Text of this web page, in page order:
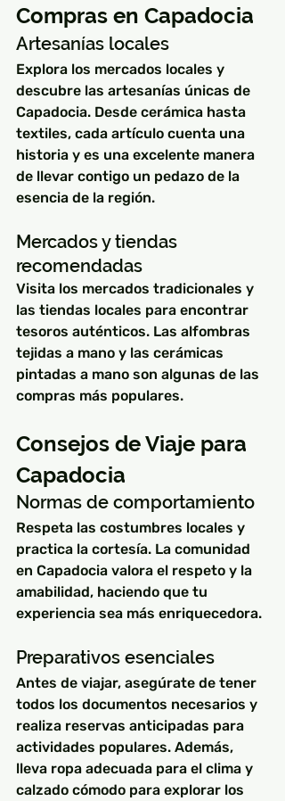
Compras en Capadocia
Artesanías locales
Explora los mercados locales y
descubre las artesanías únicas de
Capadocia. Desde cerámica hasta
textiles, cada artículo cuenta una
historia y es una excelente manera
de llevar contigo un pedazo de la
esencia de la región.
Mercados y tiendas
recomendadas
Visita los mercados tradicionales y
las tiendas locales para encontrar
tesoros auténticos. Las alfombras
tejidas a mano y las cerámicas
pintadas a mano son algunas de las
compras más populares.
Consejos de Viaje para
Capadocia
Normas de comportamiento
Respeta las costumbres locales y
practica la cortesía. La comunidad
en Capadocia valora el respeto y la
amabilidad, haciendo que tu
experiencia sea más enriquecedora.
Preparativos esenciales
Antes de viajar, asegúrate de tener
todos los documentos necesarios y
realiza reservas anticipadas para
actividades populares. Además,
lleva ropa adecuada para el clima y
calzado cómodo para explorar los